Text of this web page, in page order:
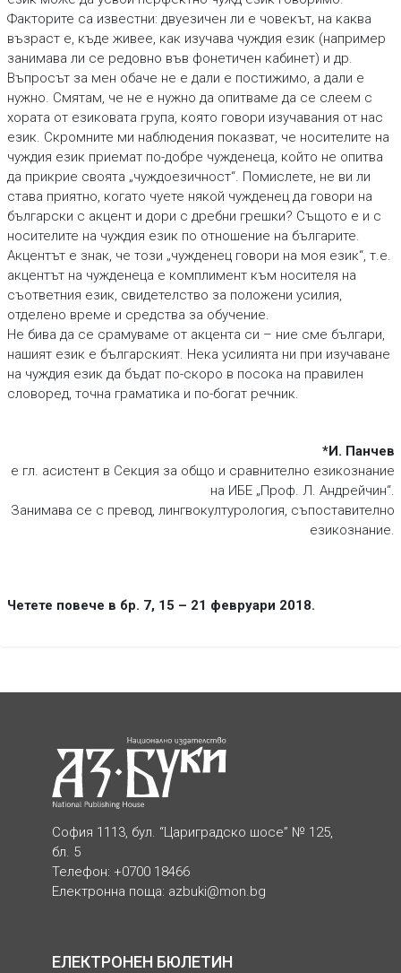
Факторите са известни: двуезичен ли е човекът, на каква
възраст е, къде живее, как изучава чуждия език (например
занимава ли се редовно във фонетичен кабинет) и др.
Въпросът за мен обаче не е дали е постижимо, а дали е
нужно. Смятам, че не е нужно да опитваме да се слеем с
хората от езиковата група, която говори изучавания от нас
език. Скромните ми наблюдения показват, че носителите на
чуждия език приемат по-добре чужденеца, който не опитва
да прикрие своята „чуждоезичност“. Помислете, не ви ли
става приятно, когато чуете някой чужденец да говори на
български с акцент и дори с дребни грешки? Същото е и с
носителите на чуждия език по отношение на българите.
Акцентът е знак, че този „чужденец говори на моя език“, т.е.
акцентът на чужденеца е комплимент към носителя на
съответния език, свидетелство за положени усилия,
отделено време и средства за обучение.
Не бива да се срамуваме от акцента си – ние сме българи,
нашият език е българският. Нека усилията ни при изучаване
на чуждия език да бъдат по-скоро в посока на правилен
словоред, точна граматика и по-богат речник.
*И. Панчев
е гл. асистент в Секция за общо и сравнително езикознание
на ИБЕ „Проф. Л. Андрейчин“.
Занимава се с превод, лингвокултурология, съпоставително
езикознание.
Четете повече в бр. 7, 15 – 21 февруари 2018.
София 1113, бул. “Цариградско шосе” № 125,
бл. 5
Телефон: +0700 18466
Електронна поща: azbuki@mon.bg
ЕЛЕКТРОНЕН БЮЛЕТИН